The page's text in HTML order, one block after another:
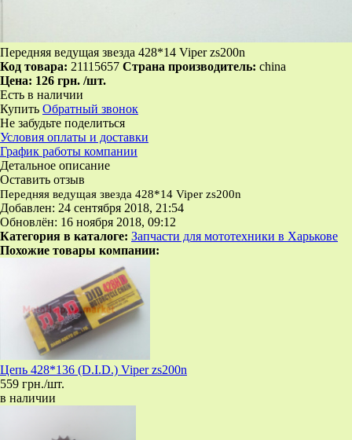
Передняя ведущая звезда 428*14 Viper zs200n
Код товара: 21115657 Страна производитель: china
Цена: 126 грн. /шт.
Есть в наличии
Купить Обратный звонок
Не забудьте поделиться
Условия оплаты и доставки
График работы компании
Детальное описание
Оставить отзыв
Передняя ведущая звезда 428*14 Viper zs200n
Добавлен: 24 сентября 2018, 21:54
Обновлён: 16 ноября 2018, 09:12
Категория в каталоге: Запчасти для мототехники в Харькове
Похожие товары компании:
Цепь 428*136 (D.I.D.) Viper zs200n
559 грн./шт.
в наличии